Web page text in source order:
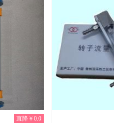
直降￥0.0